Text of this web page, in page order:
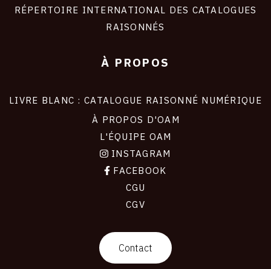
RÉPERTOIRE INTERNATIONAL DES CATALOGUES
RAISONNÉS
À PROPOS
LIVRE BLANC : CATALOGUE RAISONNÉ NUMÉRIQUE
À PROPOS D'OAM
L'ÉQUIPE OAM
INSTAGRAM
FACEBOOK
CGU
CGV
Contact